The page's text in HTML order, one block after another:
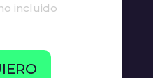
incluido